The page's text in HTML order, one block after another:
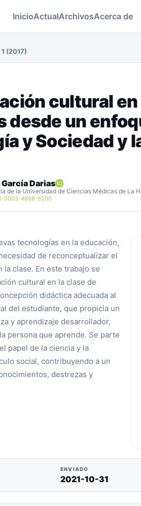
InicioActualArchivosAcerca de
(2017)
cultural
desde un
y Sociedad y
Darias
de la Universidad de Ciencias Médicas de La
0003-4868-6200
tecnologías en la educación,
de reconceptualizar el
la clase. En este trabajo se
cultural en la clase de
didáctica adecuada al
del estudiante, que propicia un
y aprendizaje desarrollador,
persona que aprende. Se parte
papel de la ciencia y la
social, contribuyendo a un
destrezas y
ENVIADO
2021-10-31